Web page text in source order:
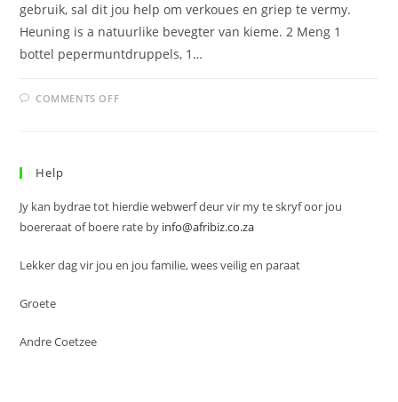
gebruik, sal dit jou help om verkoues en griep te vermy.
Heuning is a natuurlike bevegter van kieme. 2 Meng 1
bottel pepermuntdruppels, 1…
COMMENTS OFFON
Help
Jy kan bydrae tot hierdie webwerf deur vir my te skryf oor jou
boereraat of boere rate by info@afribiz.co.za
Lekker dag vir jou en jou familie, wees veilig en paraat
Groete
Andre Coetzee